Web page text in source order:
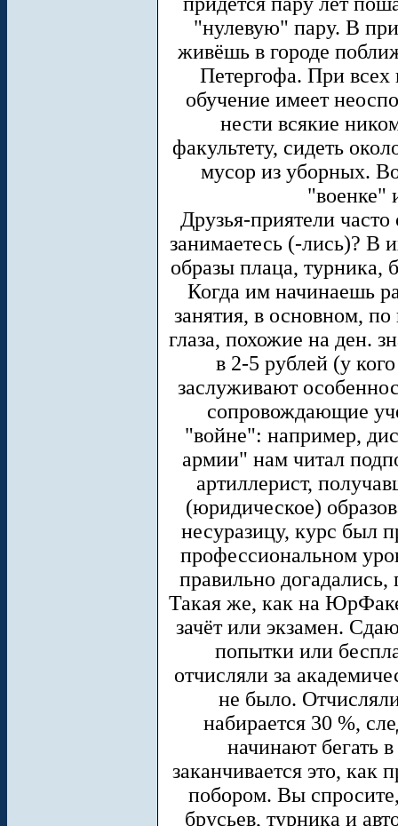
"нулевую" пару. В
живёшь в городе
Петергофа. При всех
обучение имеет
нести всякие
факультету, сидеть
мусор из уборных.
"военке"
Друзья-приятели
занимаетесь (-лись)? В
образы плаца, турника,
Когда им начинаешь
занятия, в основном,
глаза, похожие на ден.
в 2-5 рублей (у
заслуживают
сопровождающие
"войне": например,
армии" нам читал
артиллерист,
(юридическое)
несуразицу, курс был
профессиональном
правильно догадались,
Такая же, как на
зачёт или экзамен.
попытки или
отчисляли за
не было.
набирается 30 %,
начинают бегать
заканчивается это, как
побором. Вы
брусьев, турника и